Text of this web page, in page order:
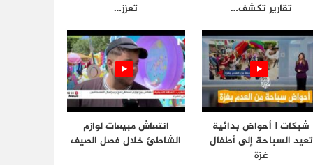
تقارير تكشف…
تعزز…
شبكات | أحواض بدائية
تعيد السباحة إلى أطفال
غزة
انتعاش مبيعات لوازم
الشاطئ خلال فصل الصيف